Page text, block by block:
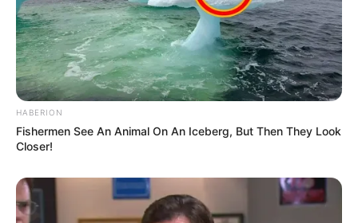
HABERION
Fishermen See An Animal On An Iceberg, But Then They Look
Closer!